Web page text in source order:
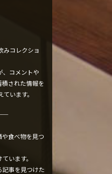
みコレクショ
、コメントや
された情報を
います。
食べ物を見つ
います。
記事を見つけた